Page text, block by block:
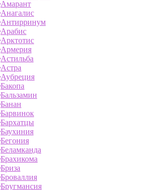
Амарант
Анагалис
Антирринум
Арабис
Арктотис
Армерия
Астильба
Астра
Аубреция
Бакопа
Бальзамин
Банан
Барвинок
Бархатцы
Баухиния
Бегония
Беламканда
Брахикома
Бриза
Броваллия
Бругмансия